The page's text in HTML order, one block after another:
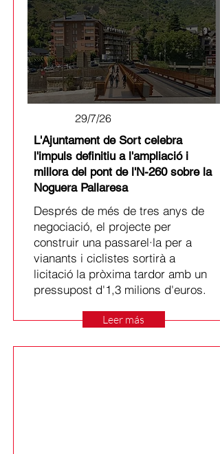
29/7/26
L'Ajuntament de Sort celebra
l'impuls definitiu a l'ampliació i
millora del pont de l'N-260 sobre la
Noguera Pallaresa
Després de més de tres anys de
negociació, el projecte per
construir una passarel·la per a
vianants i ciclistes sortirà a
licitació la pròxima tardor amb un
pressupost d'1,3 milions d'euros.
Leer más